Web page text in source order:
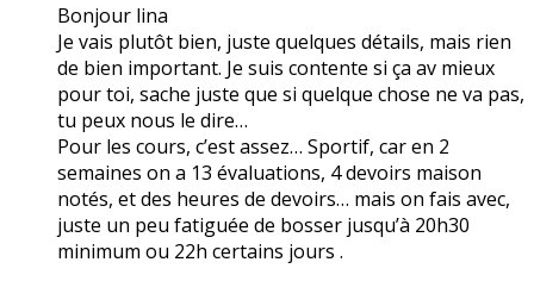
Bonjour lina
Je vais plutôt bien, juste quelques détails, mais rien
de bien important. Je suis contente si ça av mieux
pour toi, sache juste que si quelque chose ne va pas,
tu peux nous le dire…
Pour les cours, c’est assez… Sportif, car en 2
semaines on a 13 évaluations, 4 devoirs maison
notés, et des heures de devoirs… mais on fais avec,
juste un peu fatiguée de bosser jusqu’à 20h30
minimum ou 22h certains jours .